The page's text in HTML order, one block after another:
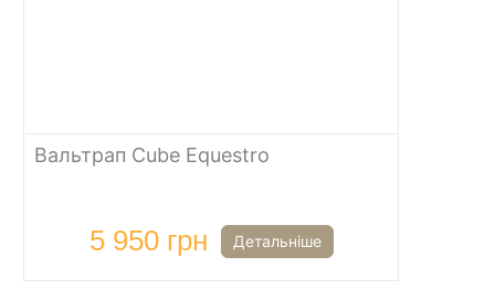
Вальтрап Cube Equestro
5 950 грн Детальніше